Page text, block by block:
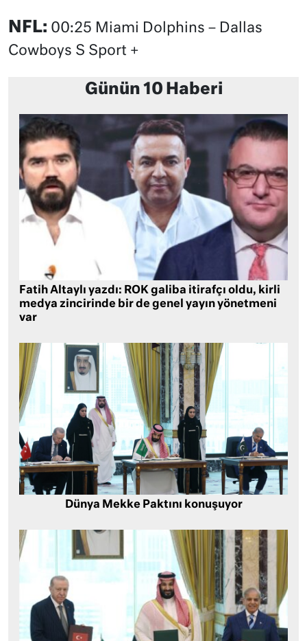
NFL: 00:25 Miami Dolphins – Dallas
Cowboys S Sport +
Günün 10 Haberi
Fatih Altaylı yazdı: ROK galiba itirafçı oldu, kirli
medya zincirinde bir de genel yayın yönetmeni
var
Dünya Mekke Paktını konuşuyor